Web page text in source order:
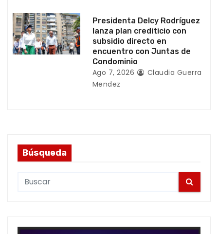
a
s
Presidenta Delcy Rodríguez
lanza plan crediticio con
subsidio directo en
encuentro con Juntas de
Condominio
Ago 7, 2026
Claudia Guerra
Mendez
Búsqueda